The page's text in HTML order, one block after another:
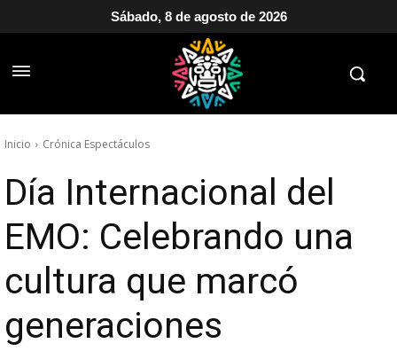
Sábado, 8 de agosto de 2026
Inicio Crónica Espectáculos
Día Internacional del
EMO: Celebrando una
cultura que marcó
generaciones